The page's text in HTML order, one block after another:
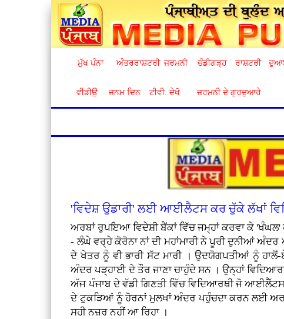
ਮੁੱਖ ਪੰਨਾ ਅੰਤਰਰਾਸ਼ਟਰੀ ਜਰਮਨੀ ਚੰਡੀਗੜ੍ਹ ਰਾਸ਼ਟਰੀ
ਵੀਡੀਉ ਜਨਮ ਦਿਨ ਟੀਵੀ. ਦੇਖੋ ਜਰਮਨੀ ਦੇ ਗੁਰਦੁਆਰੇ
'ਵਿਦੇਸ਼ ਉਡਾਰੀ' ਲਈ ਆਈਲੈਟਸ ਕਰ ਚੁੱਕੇ ਲੱਖਾਂ
ਅਰਬਾਂ ਰੁਪਇਆ ਵਿਦੇਸ਼ੀ ਬੈਂਕਾਂ ਵਿੱਚ ਜਮ੍ਹਾਂ ਕਰਵਾ ਕੇ
- ਲੰਘੇ ਵਰ੍ਹੇ ਕੋਰੋਨਾ ਨਾਂ ਦੀ ਮਹਾਂਮਾਰੀ ਨੇ ਪੂਰੀ ਦੁਨੀਆਂ
ਦੇ ਖੇਤਰ ਨੂੰ ਵੀ ਭਾਰੀ ਸੱਟ ਮਾਰੀ । ਉਦਯੋਗਪਤੀਆਂ ਨੂੰ
ਅੰਦਰ ਪੜ੍ਹਾਈ ਦੇ ਤੌਰ ਜਾਣਾ ਚਾਹੁੰਦੇ ਸਨ । ਉਨ੍ਹਾਂ
ਅੱਜ ਪੰਜਾਬ ਦੇ ਵੱਡੀ ਗਿਣਤੀ ਵਿੱਚ ਵਿਦਿਆਰਥੀ ਜੋ
ਦੇ ਟੁਕੜਿਆਂ ਨੂੰ ਹੋਰਨਾਂ ਮੁਲਖਾਂ ਅੰਦਰ ਪਹੁੰਚਦਾ ਕਰਨ ਲਈ
ਸਹੀ ਨਜ਼ਰ ਨਹੀਂ ਆ ਰਿਹਾ ।